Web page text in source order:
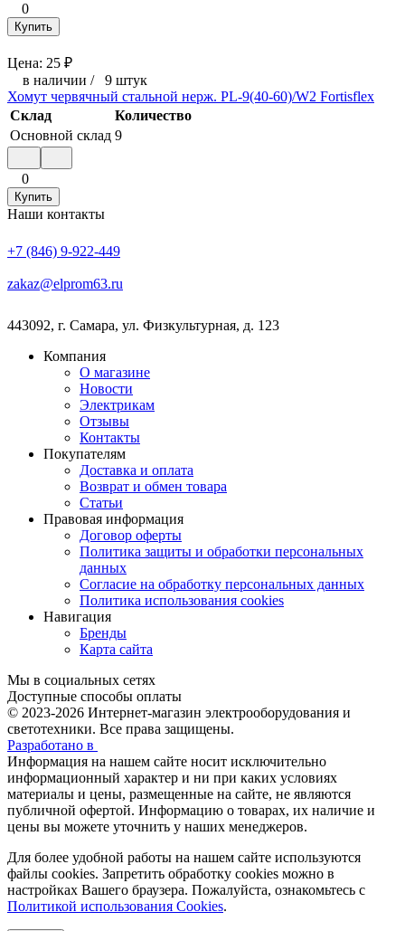
0
Купить
Цена: 25 ₽
в наличии / 9 штук
Хомут червячный стальной нерж. PL-9(40-60)/W2 Fortisflex
Склад
Количество
Основной склад 9
0
Купить
Наши контакты
+7 (846) 9-922-449
zakaz@elprom63.ru
443092, г. Самара, ул. Физкультурная, д. 123
Компания
О магазине
Новости
Электрикам
Отзывы
Контакты
Покупателям
Доставка и оплата
Возврат и обмен товара
Статьи
Правовая информация
Договор оферты
Политика защиты и обработки персональных
данных
Согласие на обработку персональных данных
Политика использования cookies
Навигация
Бренды
Карта сайта
Мы в социальных сетях
Доступные способы оплаты
© 2023-2026 Интернет-магазин электрооборудования и
светотехники. Все права защищены.
Разработано в
Информация на нашем сайте носит исключительно
информационный характер и ни при каких условиях
материалы и цены, размещенные на сайте, не являются
публичной офертой. Информацию о товарах, их наличие и
цены вы можете уточнить у наших менеджеров.
Для более удобной работы на нашем сайте используются
файлы сookies. Запретить обработку cookies можно в
настройках Вашего браузера. Пожалуйста, ознакомьтесь с
Политикой использования Cookies.